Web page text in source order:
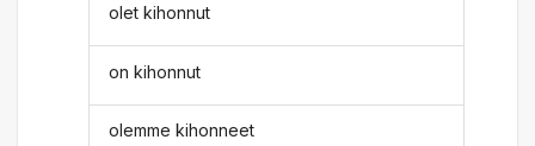
olet kihonnut
on kihonnut
olemme kihonneet